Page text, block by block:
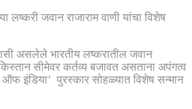
जवान राजाराम वाणी यांचा विशेष
असलेले भारतीय लष्करातील जवान
सीमेवर कर्तव्य बजावत असताना अपंगत्व
इंडिया’ पुरस्कार सोहळ्यात विशेष सन्मान